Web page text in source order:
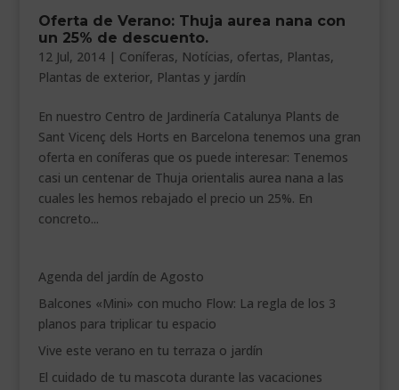
VEURE EN CATALÀ
Oferta de Verano: Thuja aurea nana con
un 25% de descuento.
12 Jul, 2014| Coníferas, Notícias, ofertas, Plantas,
Plantas de exterior, Plantas y jardín
En nuestro Centro de Jardinería Catalunya Plants de
Sant Vicenç dels Horts en Barcelona tenemos una gran
oferta en coníferas que os puede interesar: Tenemos
casi un centenar de Thuja orientalis aurea nana a las
cuales les hemos rebajado el precio un 25%. En
concreto...
Agenda del jardín de Agosto
Balcones «Mini» con mucho Flow: La regla de los 3
planos para triplicar tu espacio
Vive este verano en tu terraza o jardín
El cuidado de tu mascota durante las vacaciones